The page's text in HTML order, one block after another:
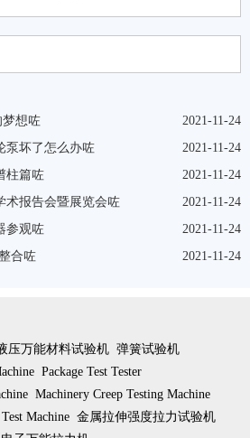
2021-11-24
梦想咗
2021-11-24
泵坏了怎么办咗
2021-11-24
柱篇咗
2021-11-24
术报告会暨展览会咗
2021-11-24
参观咗
2021-11-24
合咗
压万能材料试验机 弹簧试验机
Package Test Tester
Machinery Creep Testing Machine
Machine 金属拉伸强度拉力试验机